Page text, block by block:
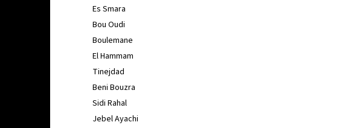
Es Smara
Bou Oudi
Boulemane
El Hammam
Tinejdad
Beni Bouzra
Sidi Rahal
Jebel Ayachi